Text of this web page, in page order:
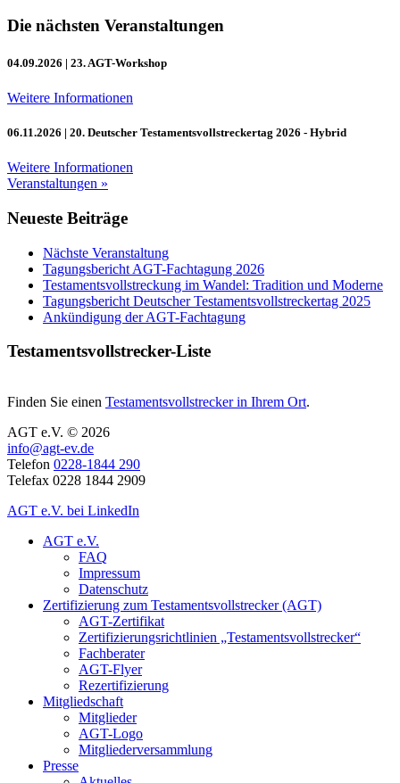
Die nächsten Veranstaltungen
04.09.2026 | 23. AGT-Workshop
Weitere Informationen
06.11.2026 | 20. Deutscher Testamentsvollstreckertag 2026 - Hybrid
Weitere Informationen
Veranstaltungen »
Neueste Beiträge
Nächste Veranstaltung
Tagungsbericht AGT-Fachtagung 2026
Testamentsvollstreckung im Wandel: Tradition und Moderne
Tagungsbericht Deutscher Testamentsvollstreckertag 2025
Ankündigung der AGT-Fachtagung
Testamentsvollstrecker-Liste
Finden Sie einen Testamentsvollstrecker in Ihrem Ort.
AGT e.V. © 2026
info@agt-ev.de
Telefon 0228-1844 290
Telefax 0228 1844 2909
AGT e.V. bei LinkedIn
AGT e.V.
FAQ
Impressum
Datenschutz
Zertifizierung zum Testamentsvollstrecker (AGT)
AGT-Zertifikat
Zertifizierungsrichtlinien „Testamentsvollstrecker“
Fachberater
AGT-Flyer
Rezertifizierung
Mitgliedschaft
Mitglieder
AGT-Logo
Mitgliederversammlung
Presse